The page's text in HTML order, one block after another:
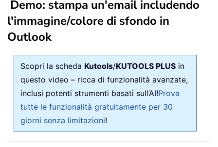
Demo: stampa un'email includendo
l'immagine/colore di sfondo in
Outlook
Scopri la scheda Kutools/KUTOOLS PLUS in
questo video – ricca di funzionalità avanzate,
inclusi potenti strumenti basati sull’AI!Prova
tutte le funzionalità gratuitamente per 30
giorni senza limitazioni!